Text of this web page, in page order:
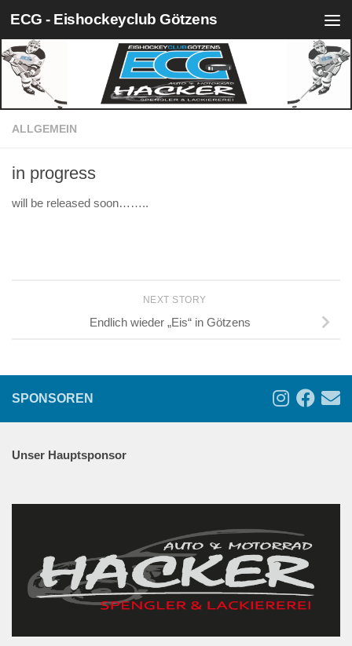
Skip to content
ECG - Eishockeyclub Götzens
ALLGEMEIN
in progress
will be released soon……..
NEXT STORY
Endlich wieder „Eis“ in Götzens
SPONSOREN
Unser Hauptsponsor